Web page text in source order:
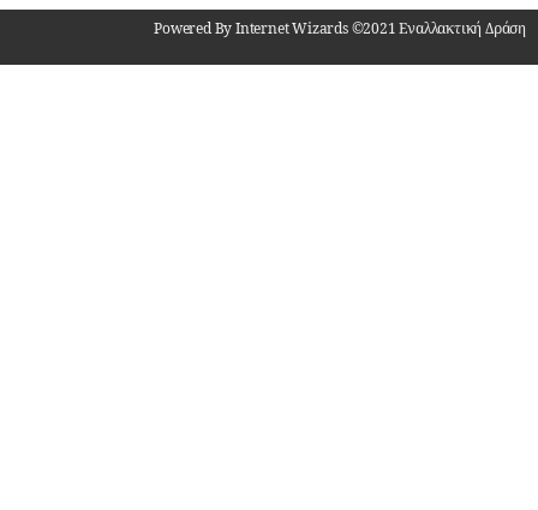
Powered By Internet Wizards ©2021 Εναλλακτική Δράση